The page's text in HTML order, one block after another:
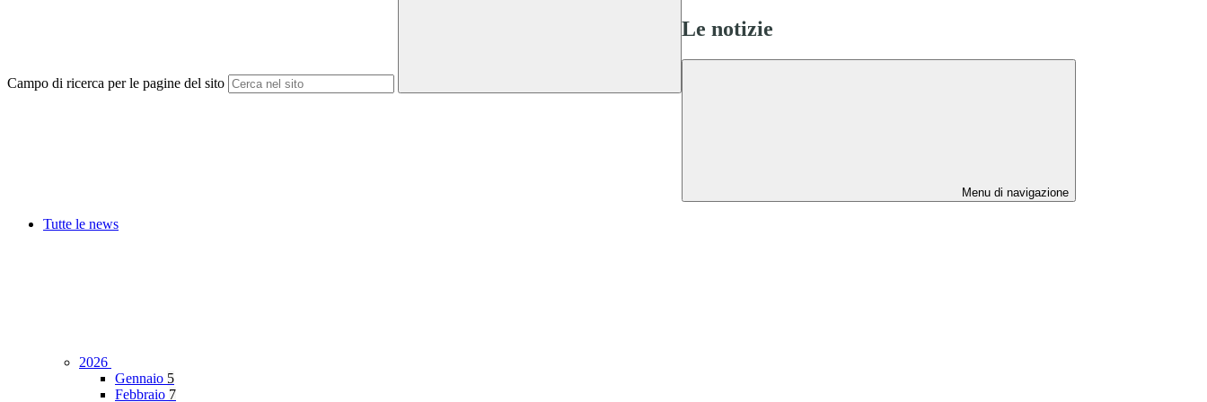
Campo di ricerca per le pagine del sito
Le notizie
Menu di navigazione
Tutte le news
2026
Gennaio 5
Febbraio 7